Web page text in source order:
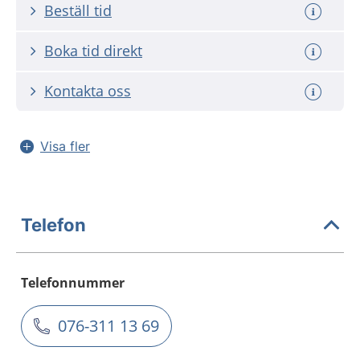
Beställ tid
Boka tid direkt
Kontakta oss
Visa fler
Telefon
Telefonnummer
076-311 13 69